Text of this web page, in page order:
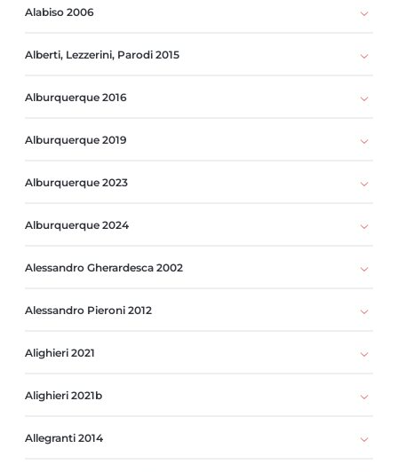
Alabiso 2006
Alberti, Lezzerini, Parodi 2015
Alburquerque 2016
Alburquerque 2019
Alburquerque 2023
Alburquerque 2024
Alessandro Gherardesca 2002
Alessandro Pieroni 2012
Alighieri 2021
Alighieri 2021b
Allegranti 2014